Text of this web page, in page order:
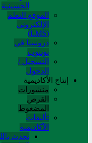
الحسینیة
الموقع التعلم
الإلکتروني
(LMS)
دروسنا في
يوتيوب
التسجيل /
الدخول
إنتاج الأكاديمية
منشورات
القرص
المضغوط
تألیفات
الآکادیمیة
تحدث